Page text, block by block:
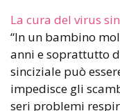
La cura del virus
“In un bambino
anni e soprattutto
sinciziale può
impedisce gli
seri problemi